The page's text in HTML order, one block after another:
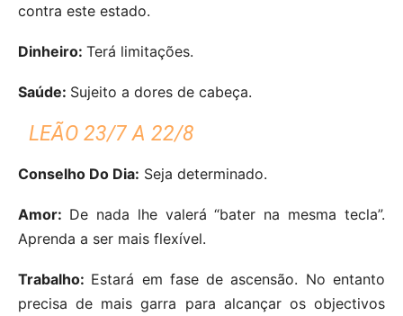
contra este estado.
Dinheiro: Terá limitações.
Saúde: Sujeito a dores de cabeça.
LEÃO 23/7 A 22/8
Conselho Do Dia: Seja determinado.
Amor: De nada lhe valerá “bater na mesma tecla”.
Aprenda a ser mais flexível.
Trabalho: Estará em fase de ascensão. No entanto
precisa de mais garra para alcançar os objectivos